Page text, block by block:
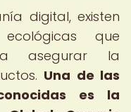
digital, existen
ecológicas que
asegurar la
Una de las
es la